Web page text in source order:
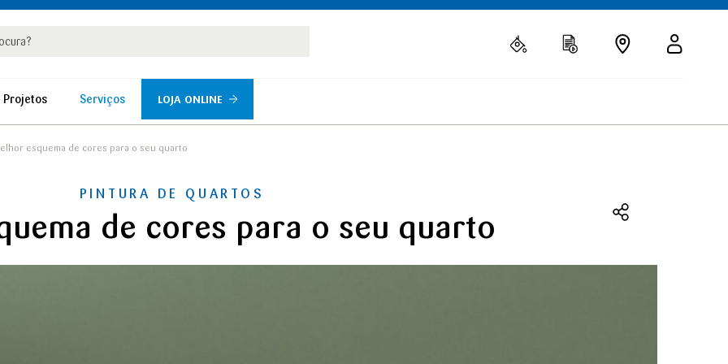
Projetos Serviços LOJA ONLINE
esquema de cores para o seu quarto
PINTURA DE QUARTOS
de cores para o seu quarto